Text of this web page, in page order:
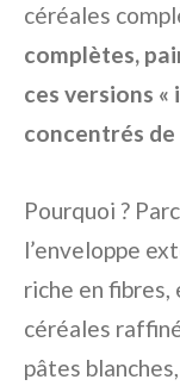
céréales
complètes,
ces versions
concentrés
Pourquoi ?
l’enveloppe
riche en fibres,
céréales
pâtes